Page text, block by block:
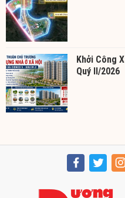
Khởi Công
Quý II/2026